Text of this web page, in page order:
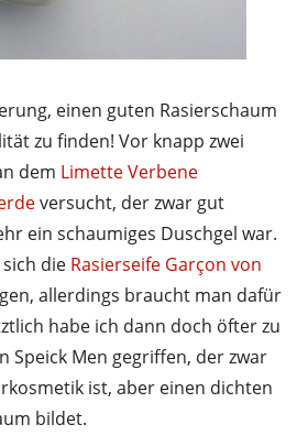
einen guten Rasierschaum
zu finden! Vor knapp zwei
dem Limette Verbene
versucht, der zwar gut
ein schaumiges Duschgel war.
die Rasierseife Garçon von
allerdings braucht man dafür
habe ich dann doch öfter zu
Speick Men gegriffen, der zwar
ist, aber einen dichten
bildet.